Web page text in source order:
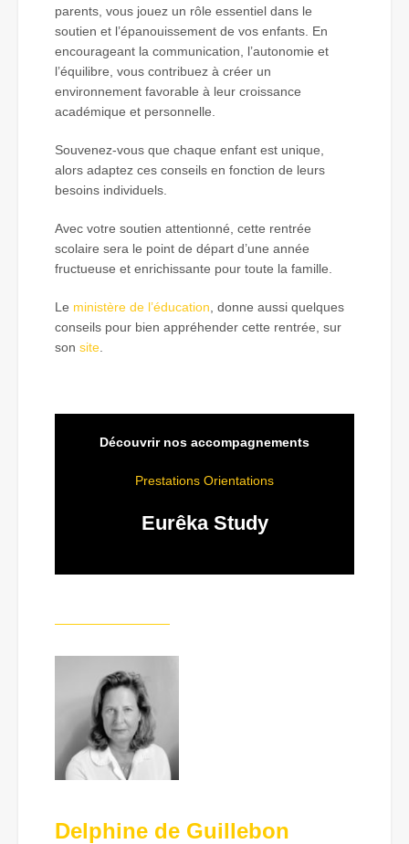
parents, vous jouez un rôle essentiel dans le
soutien et l’épanouissement de vos enfants. En
encourageant la communication, l’autonomie et
l’équilibre, vous contribuez à créer un
environnement favorable à leur croissance
académique et personnelle.
Souvenez-vous que chaque enfant est unique,
alors adaptez ces conseils en fonction de leurs
besoins individuels.
Avec votre soutien attentionné, cette rentrée
scolaire sera le point de départ d’une année
fructueuse et enrichissante pour toute la famille.
Le ministère de l’éducation , donne aussi quelques
conseils pour bien appréhender cette rentrée, sur
son site
Découvrir nos accompagnements
Prestations Orientations
Eurêka Study
—————————
Delphine de Guillebon